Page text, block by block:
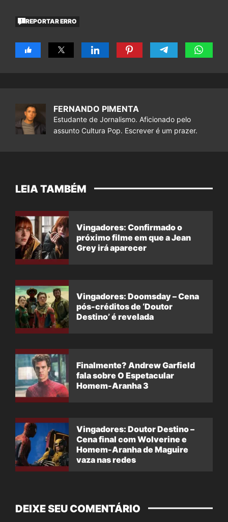
REPORTAR ERRO
FERNANDO PIMENTA
Estudante de Jornalismo. Aficionado pelo
assunto Cultura Pop. Escrever é um prazer.
LEIA TAMBÉM
Vingadores: Confirmado o
próximo filme em que a Jean
Grey irá aparecer
Vingadores: Doomsday – Cena
pós-créditos de ‘Doutor
Destino’ é revelada
Finalmente? Andrew Garfield
fala sobre O Espetacular
Homem-Aranha 3
Vingadores: Doutor Destino –
Cena final com Wolverine e
Homem-Aranha de Maguire
vaza nas redes
DEIXE SEU COMENTÁRIO